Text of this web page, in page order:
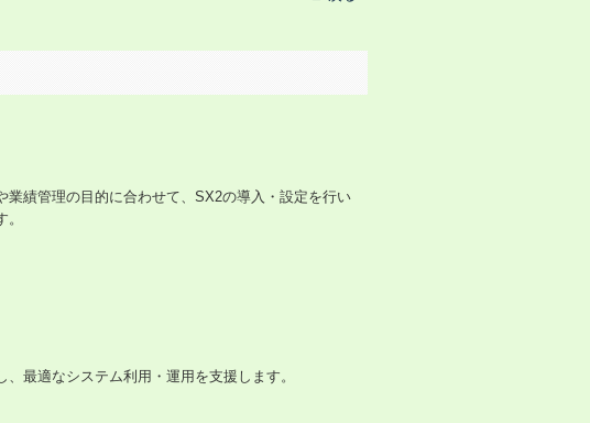
績管理の目的に合わせて、SX2の導入・設定を行い
最適なシステム利用・運用を支援します。